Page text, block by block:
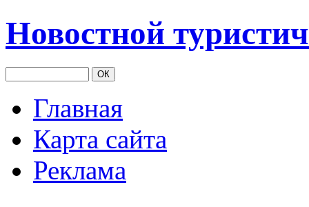
Новостной
Главная
Карта сайта
Реклама